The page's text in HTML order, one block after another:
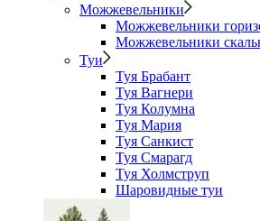
Можжевельники
Можжевельники
Можжевельники
Туи
Туя Брабант
Туя Вагнери
Туя Колумна
Туя Мария
Туя Санкист
Туя Смарагд
Туя Холмструп
Шаровидные туи